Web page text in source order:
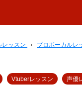
レッスン › プロボーカルレ
Vtuberレッスン 声優